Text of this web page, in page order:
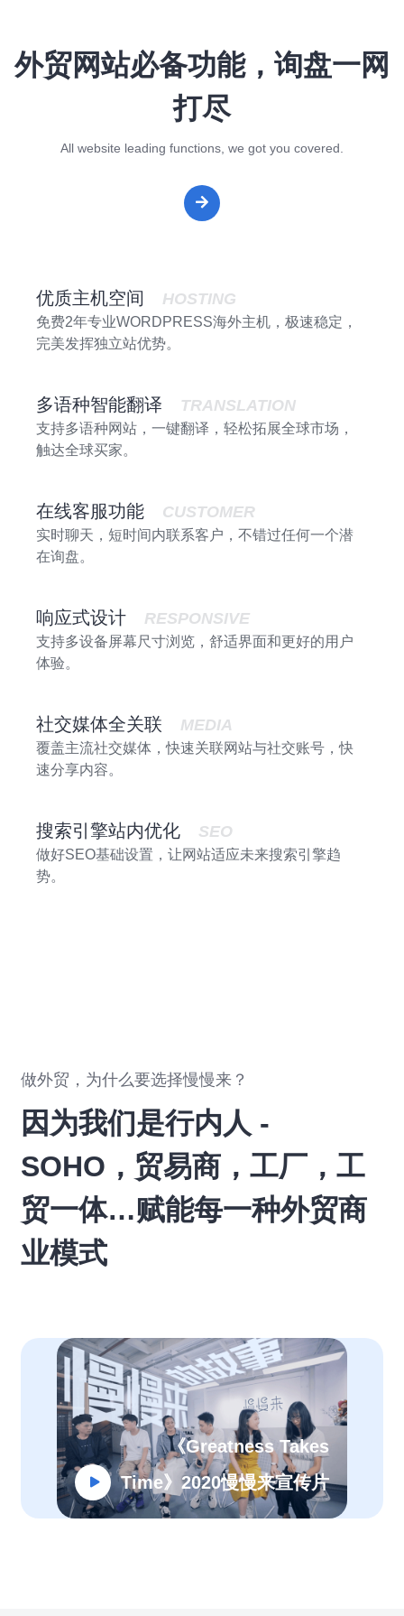
外贸网站必备功能，询盘一网
打尽
All website leading functions, we got you covered.
优质主机空间 HOSTING
免费2年专业WORDPRESS海外主机，极速稳定，
完美发挥独立站优势。
多语种智能翻译 TRANSLATION
支持多语种网站，一键翻译，轻松拓展全球市场，
触达全球买家。
在线客服功能 CUSTOMER
实时聊天，短时间内联系客户，不错过任何一个潜
在询盘。
响应式设计 RESPONSIVE
支持多设备屏幕尺寸浏览，舒适界面和更好的用户
体验。
社交媒体全关联 MEDIA
覆盖主流社交媒体，快速关联网站与社交账号，快
速分享内容。
搜索引擎站内优化 SEO
做好SEO基础设置，让网站适应未来搜索引擎趋
势。
做外贸，为什么要选择慢慢来？
因为我们是行内人 -
SOHO，贸易商，工厂，工
贸一体…赋能每一种外贸商
业模式
《Greatness Takes
Time》2020慢慢来宣传片